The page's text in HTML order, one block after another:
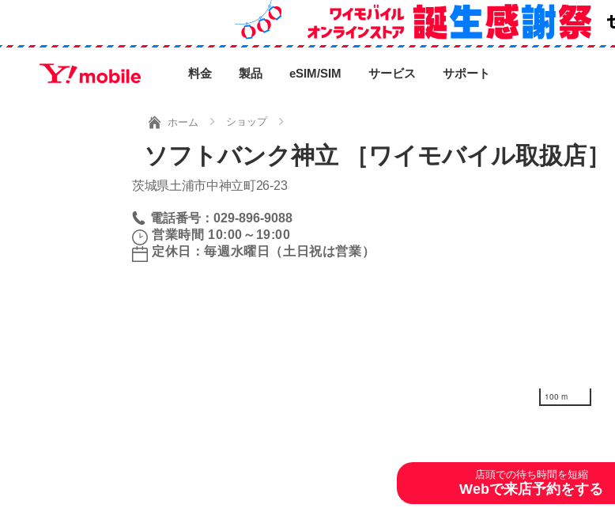
料金 製品 eSIM/SIM サービス サポート
ホーム ショップ
ソフトバンク神立 ［ワイモバイル取扱店］
茨城県土浦市中神立町26‐23
電話番号：029-896-9088
営業時間 10:00～19:00
定休日：毎週水曜日（土日祝は営業）
100 m
店頭での待ち時間を短縮
Webで来店予約をする